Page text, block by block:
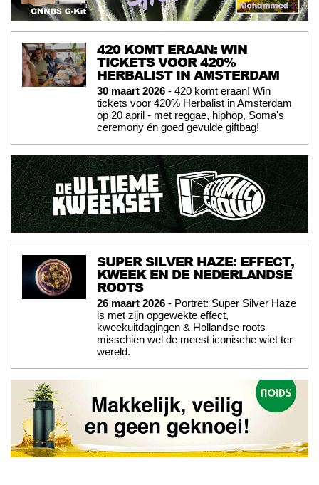
420 KOMT ERAAN: WIN
TICKETS VOOR 420%
HERBALIST IN AMSTERDAM
30 maart 2026 - 420 komt eraan! Win
tickets voor 420% Herbalist in Amsterdam
op 20 april - met reggae, hiphop, Soma's
ceremony én goed gevulde giftbag!
SUPER SILVER HAZE: EFFECT,
KWEEK EN DE NEDERLANDSE
ROOTS
26 maart 2026 - Portret: Super Silver Haze
is met zijn opgewekte effect,
kweekuitdagingen & Hollandse roots
misschien wel de meest iconische wiet ter
wereld.